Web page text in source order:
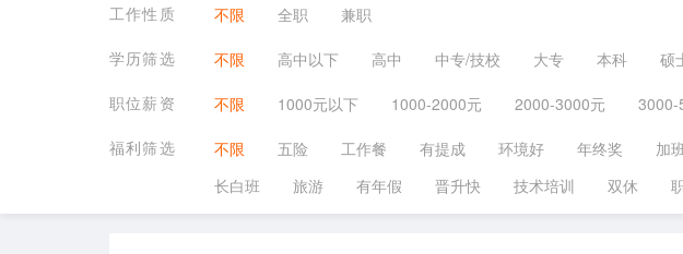
工作性质
不限 全职
兼职
学历筛选
不限 高中以下 高中 中专/技校 大专 本科 硕
职位薪资
不限 1000元以下 1000-2000元 2000-3000元 3000-
福利筛选
不限 五险 工作餐 有提成 环境好 年终奖 加
长白班
旅游 有年假 晋升快 技术培训 双休